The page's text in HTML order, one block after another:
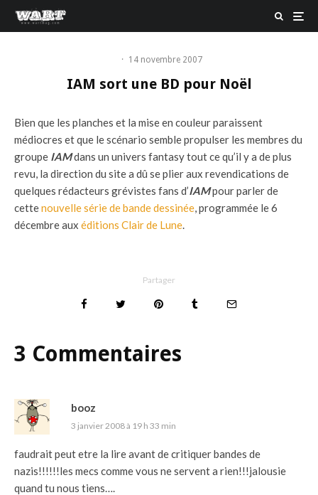
· 14 novembre 2007
IAM sort une BD pour Noël
Bien que les planches et la mise en couleur paraissent
médiocres et que le scénario semble propulser les membres du
groupe IAMdans un univers fantasy tout ce qu’il y a de plus
revu, la direction du site a dû se plier aux revendications de
quelques rédacteurs grévistes fans d’IAMpour parler de
cettenouvelle série de bande dessinée, programmée le 6
décembre aux éditions Clair de Lune.
Partager
3 Commentaires
booz
3 janvier 2008 à 19 h 33 min
faudrait peut etre la lire avant de critiquer bandes de
nazis!!!!!!les mecs comme vous ne servent a rien!!!jalousie
quand tu nous tiens….